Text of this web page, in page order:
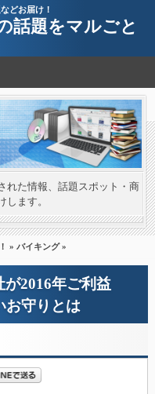
どお届け！
話題をマルごと
れた情報、話題スポット・商
ます。
»バイキング»
2016年ご利益
お守りとは